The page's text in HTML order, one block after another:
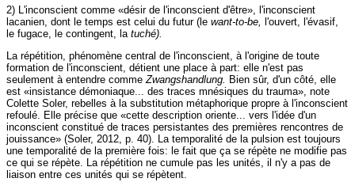
2) L'inconscient comme «désir de l'inconscient d'être», l'inconscient
lacanien, dont le temps est celui du futur (le want-to-be, l'ouvert, l'évasif,
le fugace, le contingent, la tuché).
La répétition, phénomène central de l'inconscient, à l'origine de toute
formation de l'inconscient, détient une place à part: elle n'est pas
seulement à entendre commeZwangshandlung. Bien sûr, d'un côté, elle
est «insistance démoniaque... des traces mnésiques du trauma», note
Colette Soler, rebelles à la substitution métaphorique propre à l'inconscient
refoulé. Elle précise que «cette description oriente... vers l'idée d'un
inconscient constitué de traces persistantes des premières rencontres de
jouissance» (Soler, 2012, p. 40). La temporalité de la pulsion est toujours
une temporalité de la première fois: le fait que ça se répète ne modifie pas
ce qui se répète. La répétition ne cumule pas les unités, il n'y a pas de
liaison entre ces unités qui se répètent.